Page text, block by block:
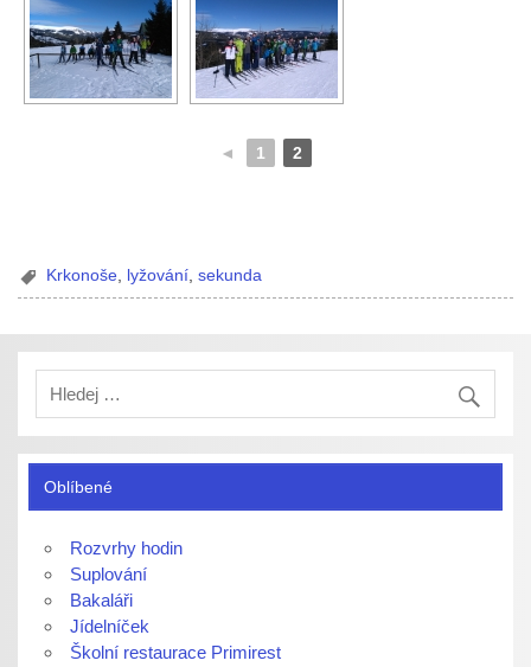
◄ 1 2
Krkonoše lyžování ,sekunda
Oblíbené
Rozvrhy hodin
Suplování
Bakaláři
Jídelníček
Školní restaurace Primirest